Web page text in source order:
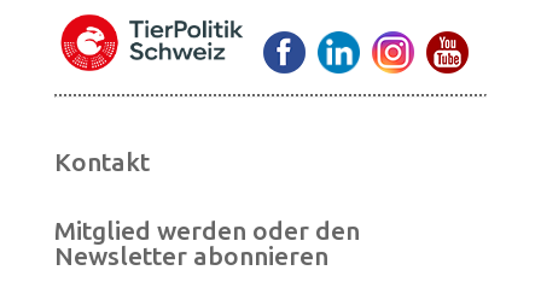
Kontakt
Mitglied werden oder den
Newsletter abonnieren